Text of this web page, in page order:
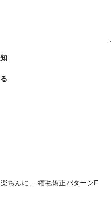
楽ちんに… 縮毛矯正パターンF